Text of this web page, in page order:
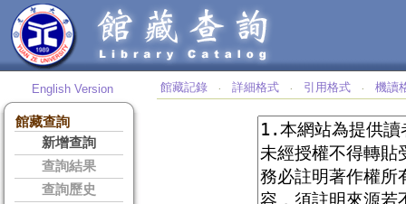
English Version
館藏查詢
新增查詢
查詢結果
查詢歷史
館藏記錄 ‧ 詳細格式 ‧ 引用格式 ‧ 機讀